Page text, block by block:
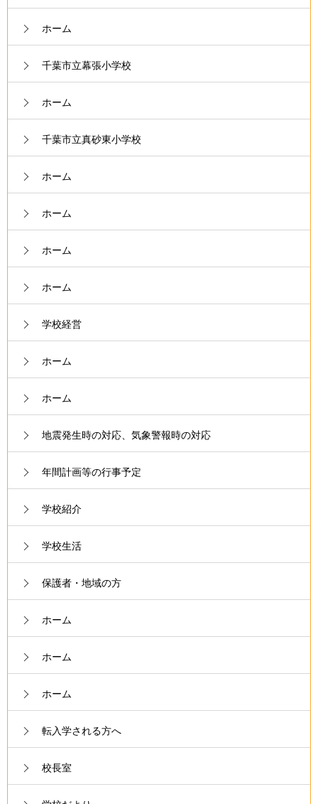
ホーム
千葉市立幕張小学校
ホーム
千葉市立真砂東小学校
ホーム
ホーム
ホーム
ホーム
学校経営
ホーム
ホーム
地震発生時の対応、気象警報時の対応
年間計画等の行事予定
学校紹介
学校生活
保護者・地域の方
ホーム
ホーム
ホーム
転入学される方へ
校長室